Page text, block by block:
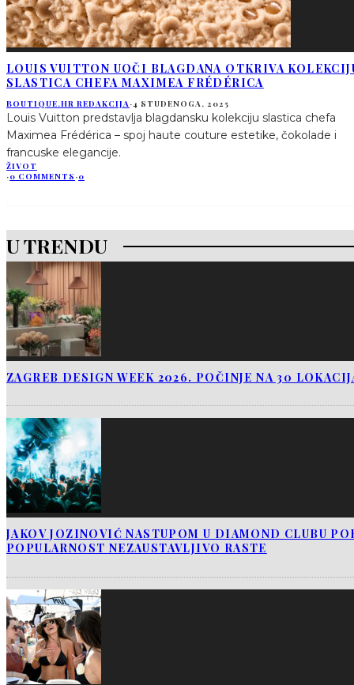
LOUIS VUITTON UOČI BLAGDANA OTKRIVA
SLASTICA CHEFA MAXIMEA FRÉDÉRICA
BOUTIQUE.HR REDAKCIJA·4 STUDENOGA, 2025
Louis Vuitton predstavlja blagdansku kolekciju slastica chefa
Maximea Frédérica – spoj haute couture estetike, čokolade i
francuske elegancije.
ŽIVOT
·0 COMMENTS ·0
U TRENDU
ZAGREB DESIGN WEEK 2026. POČINJE NA 30
JAKOV JOZINOVIĆ NASTUPOM U DIAMOND CLUBU
POPULARNOST NEZAUSTAVLJIVO RASTE